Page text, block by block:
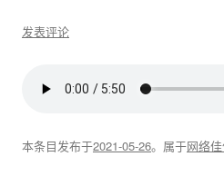
发表评论
本条目发布于2021-05-26。属于网络